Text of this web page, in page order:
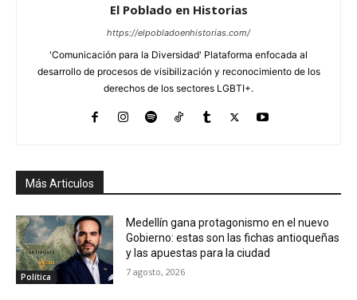
El Poblado en Historias
https://elpobladoenhistorias.com/
'Comunicación para la Diversidad' Plataforma enfocada al
desarrollo de procesos de visibilización y reconocimiento de los
derechos de los sectores LGBTI+.
Más Articulos
Política
Medellín gana protagonismo en el nuevo
Gobierno: estas son las fichas antioqueñas
y las apuestas para la ciudad
7 agosto, 2026